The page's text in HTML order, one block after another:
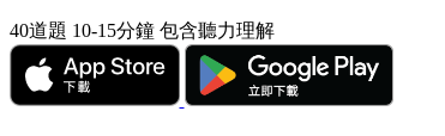
40道題 10-15分鐘 包含聽力理解